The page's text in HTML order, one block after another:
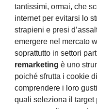
tantissimi, ormai, che
internet per evitarsi lo
strapieni e presi
emergere nel mercato
soprattutto in settori
remarketing è uno
poiché sfrutta i cookie
comprendere i loro
quali seleziona il target